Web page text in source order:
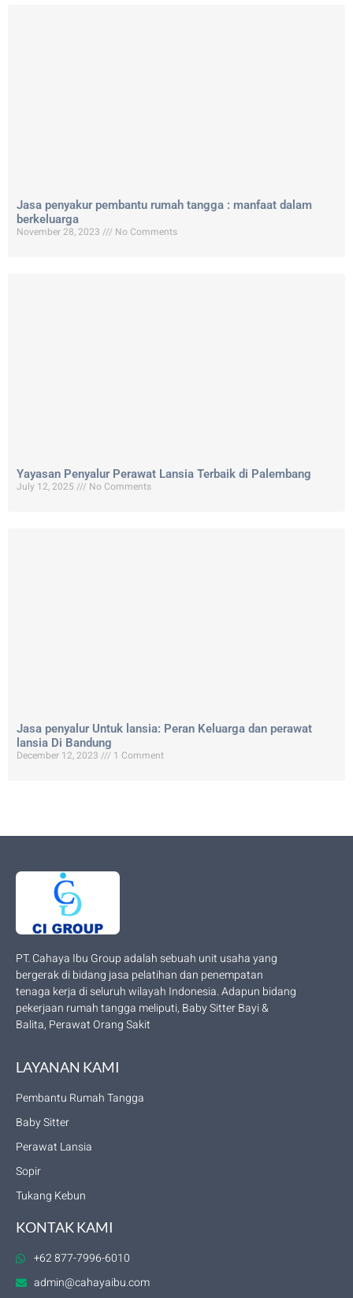
Jasa penyakur pembantu rumah tangga : manfaat dalam
berkeluarga
November 28, 2023
No Comments
Yayasan Penyalur Perawat Lansia Terbaik di Palembang
July 12, 2025
No Comments
Jasa penyalur Untuk lansia: Peran Keluarga dan perawat
lansia Di Bandung
December 12, 2023
1 Comment
PT. Cahaya Ibu Group adalah sebuah unit usaha yang
bergerak di bidang jasa pelatihan dan penempatan
tenaga kerja di seluruh wilayah Indonesia. Adapun bidang
pekerjaan rumah tangga meliputi, Baby Sitter Bayi &
Balita, Perawat Orang Sakit
LAYANAN KAMI
Pembantu Rumah Tangga
Baby Sitter
Perawat Lansia
Sopir
Tukang Kebun
KONTAK KAMI
+62 877-7996-6010
admin@cahayaibu.com